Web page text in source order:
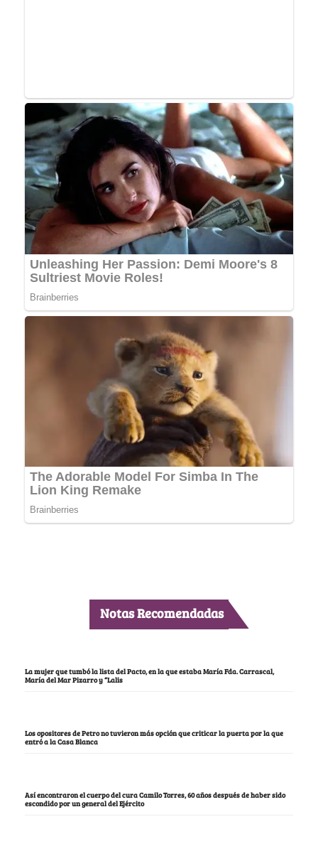
Notas Recomendadas
La mujer que tumbó la lista del Pacto, en la que estaba María Fda. Carrascal,
María del Mar Pizarro y “Lalis
Los opositores de Petro no tuvieron más opción que criticar la puerta por la que
entró a la Casa Blanca
Así encontraron el cuerpo del cura Camilo Torres, 60 años después de haber sido
escondido por un general del Ejército